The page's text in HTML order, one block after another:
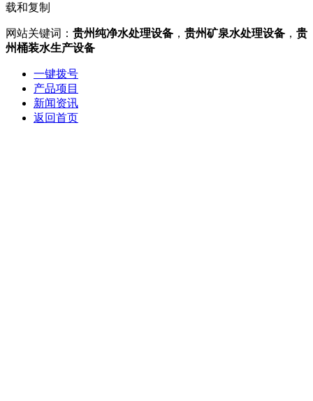
载和复制
网站关键词： 贵州纯净水处理设备 ， 贵州矿泉水处理设备 ， 贵
州桶装水生产设备
一键拨号
产品项目
新闻资讯
返回首页